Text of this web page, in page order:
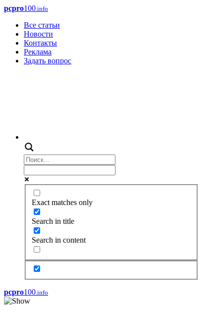
pcpro100.info
Все статьи
Новости
Контакты
Реклама
Задать вопрос
Exact matches only
Search in title
Search in content
pcpro100.info